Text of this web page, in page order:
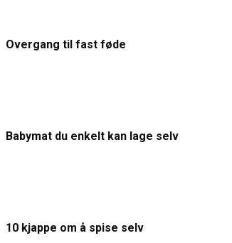
Overgang til fast føde
Babymat du enkelt kan lage selv
10 kjappe om å spise selv